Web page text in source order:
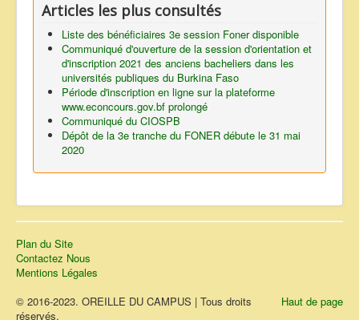
Articles les plus consultés
Liste des bénéficiaires 3e session Foner disponible
Communiqué d'ouverture de la session d'orientation et
d'inscription 2021 des anciens bacheliers dans les
universités publiques du Burkina Faso
Période d'inscription en ligne sur la plateforme
www.econcours.gov.bf prolongé
Communiqué du CIOSPB
Dépôt de la 3e tranche du FONER débute le 31 mai
2020
Plan du Site
Contactez Nous
Mentions Légales
Haut de page
© 2016-2023. OREILLE DU CAMPUS | Tous droits
réservés.